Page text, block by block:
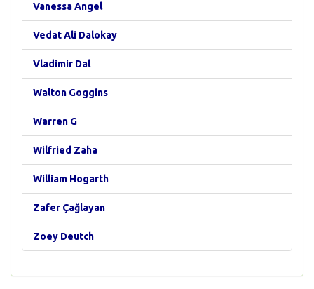
Vanessa Angel
Vedat Ali Dalokay
Vladimir Dal
Walton Goggins
Warren G
Wilfried Zaha
William Hogarth
Zafer Çağlayan
Zoey Deutch